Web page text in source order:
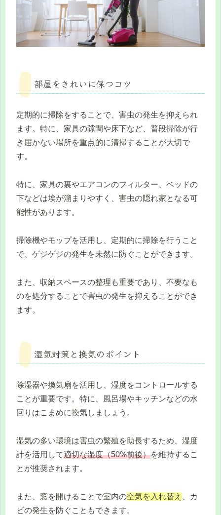
部屋をきれいに保つコツ
定期的に掃除をすることで、害虫の発生を抑えられ
ます。特に、家具の隙間や床下など、普段掃除が行
き届かない場所を重点的に清掃することが大切で
す。
特に、家具の裏やエアコンのフィルター、ベッドの
下などは埃が溜まりやすく、害虫の隠れ家となる可
能性があります。
掃除機やモップを活用し、定期的に掃除を行うこと
で、ゲジゲジの発生を未然に防ぐことができます。
また、収納スペースの整理も重要であり、不要なも
のを処分することで害虫の発生を抑えることができ
ます。
湿気対策と換気のポイント
除湿器や換気扇を活用し、湿度をコントロールする
ことが重要です。特に、風呂場やキッチンなどの水
回りはこまめに換気しましょう。
湿気の多い環境は害虫の繁殖を助長するため、湿度
計を活用して適切な湿度（50%前後）を維持するこ
とが推奨されます。
また、窓を開けることで室内の空気を入れ替え
、カ
ビの発生を防ぐこともできます。